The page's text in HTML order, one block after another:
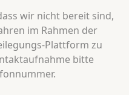
wir nicht bereit sind,
im Rahmen der
Plattform zu
bitte